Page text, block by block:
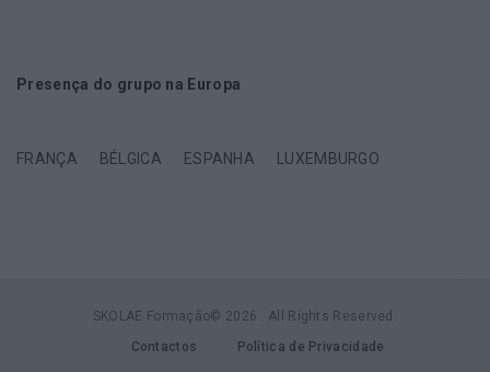
Presença do grupo na Europa
FRANÇA BÉLGICA ESPANHA LUXEMBURGO
SKOLAE Formação© 2026 . All Rights Reserved.
Contactos Política de Privacidade